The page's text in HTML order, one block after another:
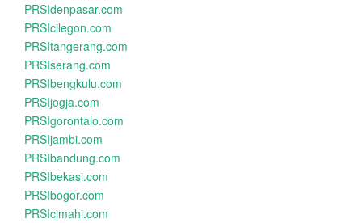
PRSIdenpasar.com
PRSIcilegon.com
PRSItangerang.com
PRSIserang.com
PRSIbengkulu.com
PRSIjogja.com
PRSIgorontalo.com
PRSIjambi.com
PRSIbandung.com
PRSIbekasi.com
PRSIbogor.com
PRSIcimahi.com